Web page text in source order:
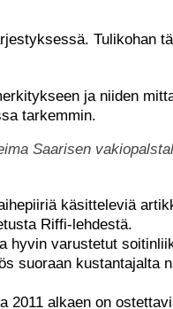
Tulikohan
ja niiden
tarkemmin.
Saarisen
käsitteleviä
Riffi-lehdestä.
hyvin varustetut
suoraan kustantajalta
2011 alkaen on